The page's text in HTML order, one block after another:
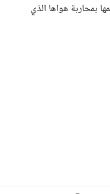
بمحاربة هواها الذي